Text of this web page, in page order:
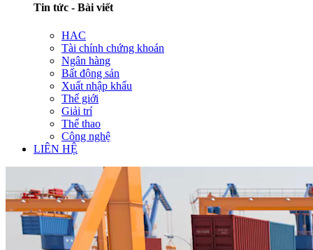
Tin tức - Bài viết
HAC
Tài chính chứng khoán
Ngân hàng
Bất động sản
Xuất nhập khẩu
Thế giới
Giải trí
Thể thao
Công nghệ
LIÊN HỆ